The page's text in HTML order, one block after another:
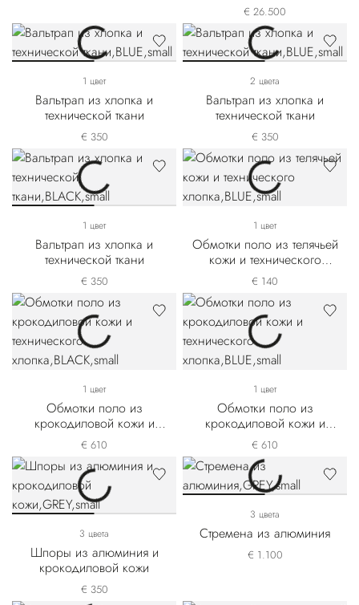
изготовления из матовой
крокодиловой кожи и
телячьей кожи выделки
нубук
€ 26.500
1 цвет
Вальтрап из хлопка и
технической ткани
€ 350
2 цвета
Вальтрап из хлопка и
технической ткани
€ 350
1 цвет
Вальтрап из хлопка и
технической ткани
€ 350
1 цвет
Обмотки поло из телячьей
кожи и технического
хлопка
€ 140
1 цвет
Обмотки поло из
крокодиловой кожи и
технического хлопка
€ 610
1 цвет
Обмотки поло из
крокодиловой кожи и
технического хлопка
€ 610
3 цвета
Шпоры из алюминия и
крокодиловой кожи
€ 350
3 цвета
Стремена из алюминия
€ 1.100